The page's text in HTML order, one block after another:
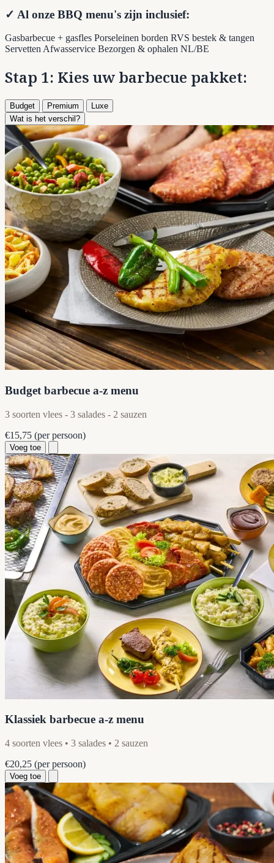
✓ Al onze BBQ menu's zijn inclusief:
Gasbarbecue + gasfles Porseleinen borden RVS bestek & tangen
Servetten Afwasservice Bezorgen & ophalen NL/BE
Stap 1: Kies uw barbecue pakket:
Budget Premium
Luxe
Wat is het verschil?
Budget barbecue a-z menu
3 soorten vlees - 3 salades - 2 sauzen
€15,75 (per persoon)
Voeg toe
Klassiek barbecue a-z menu
4 soorten vlees • 3 salades • 2 sauzen
€20,25 (per persoon)
Voeg toe